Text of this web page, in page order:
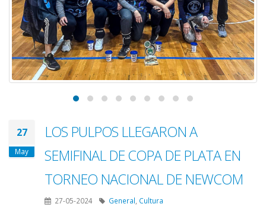
27
May
LOS PULPOS LLEGARON A
SEMIFINAL DE COPA DE PLATA EN
TORNEO NACIONAL DE NEWCOM
27-05-2024 General Cultura